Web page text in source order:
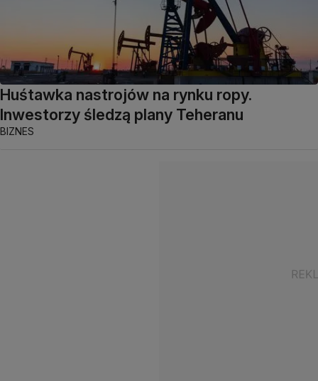
Huśtawka nastrojów na rynku ropy.
Inwestorzy śledzą plany Teheranu
BIZNES